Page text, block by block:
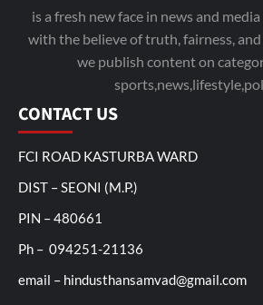
is a fresh new face in news and
with the believe of truth, fairness,
we publish content on
CONTACT US
FCI ROAD KASTURBA WARD
DIST – SEONI (M.P.)
PIN – 480661
Ph – 094251-21136
email – hindusthansamvad@gmail.com